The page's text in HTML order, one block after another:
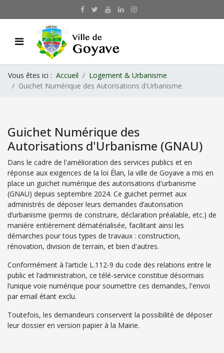
Vous êtes ici : Accueil
Logement & Urbanisme
Guichet Numérique des Autorisations d'Urbanisme
Guichet Numérique des
Autorisations d'Urbanisme (GNAU)
Dans le cadre de l'amélioration des services publics et en
réponse aux exigences de la loi Élan, la ville de Goyave a mis en
place un guichet numérique des autorisations d'urbanisme
(GNAU) depuis septembre 2024. Ce guichet permet aux
administrés de déposer leurs demandes d’autorisation
d’urbanisme (permis de construire, déclaration préalable, etc.) de
manière entièrement dématérialisée, facilitant ainsi les
démarches pour tous types de travaux : construction,
rénovation, division de terrain, et bien d'autres.
Conformément à l’article L.112-9 du code des relations entre le
public et l’administration, ce télé-service constitue désormais
l’unique voie numérique pour soumettre ces demandes, l'envoi
par email étant exclu.
Toutefois, les demandeurs conservent la possibilité de déposer
leur dossier en version papier à la Mairie.